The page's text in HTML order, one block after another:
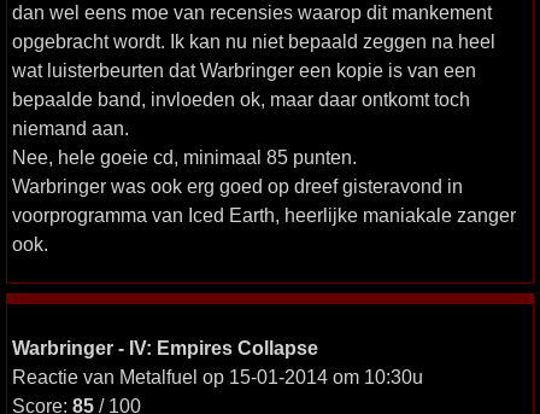
dan wel eens moe van recensies waarop dit mankement
opgebracht wordt. Ik kan nu niet bepaald zeggen na heel
wat luisterbeurten dat Warbringer een kopie is van een
bepaalde band, invloeden ok, maar daar ontkomt toch
niemand aan.
Nee, hele goeie cd, minimaal 85 punten.
Warbringer was ook erg goed op dreef gisteravond in
voorprogramma van Iced Earth, heerlijke maniakale zanger
ook.
Warbringer - IV: Empires Collapse
Reactie van Metalfuel op 15-01-2014 om 10:30u
Score: 85 / 100